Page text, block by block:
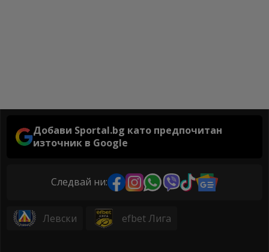
Добави Sportal.bg като предпочитан
източник в Google
Следвай ни:
Левски efbet Лига